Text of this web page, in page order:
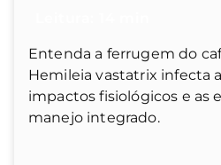
Entenda a ferrugem do
Hemileia vastatrix infecta
impactos fisiológicos e as
manejo integrado.